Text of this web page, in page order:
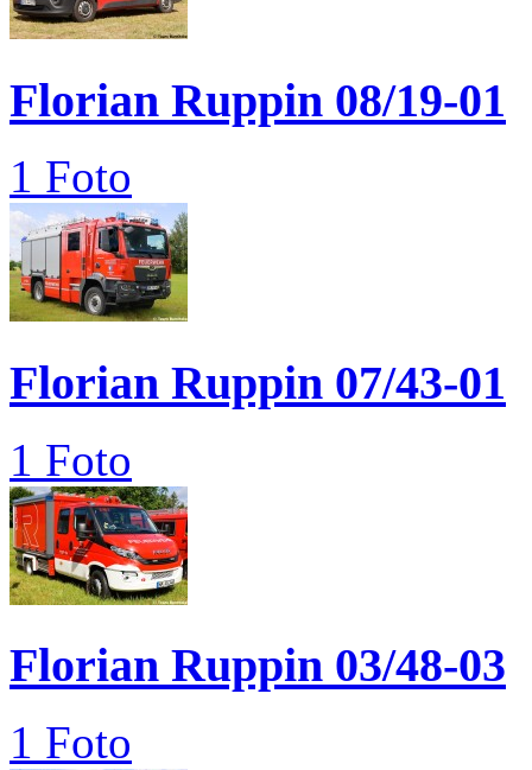
Florian Ruppin 08/19-01
1 Foto
Florian Ruppin 07/43-01
1 Foto
Florian Ruppin 03/48-03
1 Foto